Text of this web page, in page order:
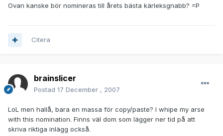
Ovan kanske bör nomineras till årets bästa kärleksgnabb? =P
Citera
brainslicer
Postad 17 December , 2007
LoL men hallå, bara en massa för copy/paste? I whipe my arse
with this nomination. Finns väl dom som lägger ner tid på att
skriva riktiga inlägg också.